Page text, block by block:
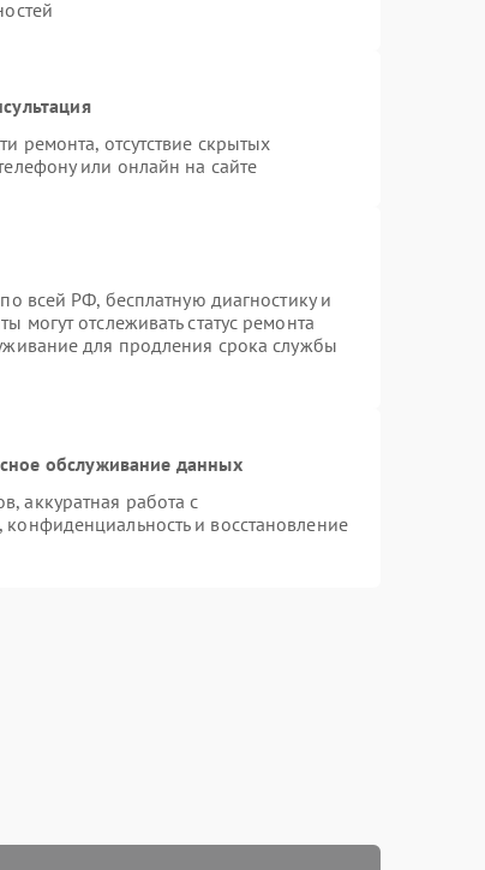
ремонта, отсутствие скрытых
или онлайн на сайте
всей РФ, бесплатную диагностику и
могут отслеживать статус ремонта
для продления срока службы
обслуживание данных
аккуратная работа с
и восстановление